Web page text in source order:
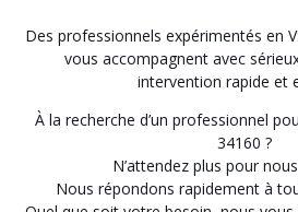
Des professionnels expérimentés en
vous accompagnent avec
intervention rapide et
À la recherche d’un professionnel
34160 ?
N’attendez plus pour
Nous répondons rapidement à